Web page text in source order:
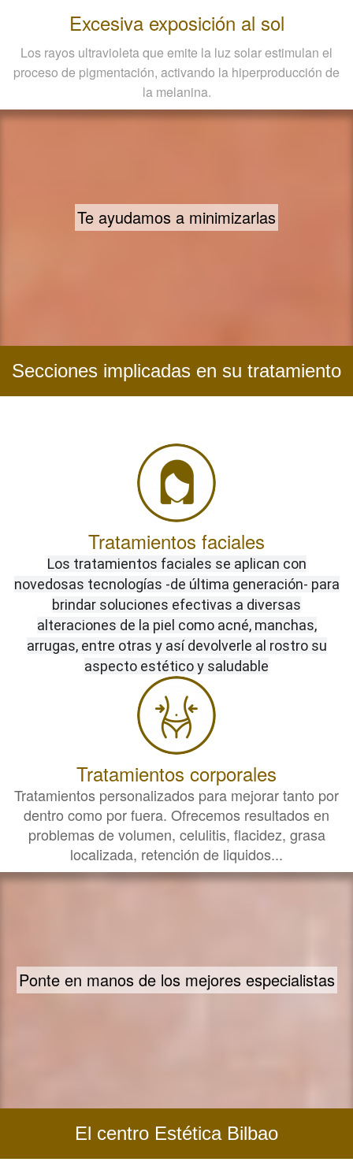
Excesiva exposición al sol
Los rayos ultravioleta que emite la luz solar estimulan el
proceso de pigmentación, activando la hiperproducción de
la melanina.
Te ayudamos a minimizarlas
Secciones implicadas en su tratamiento
Tratamientos faciales
Los tratamientos faciales se aplican con
novedosas tecnologías -de última generación- para
brindar soluciones efectivas a diversas
alteraciones de la piel como acné, manchas,
arrugas, entre otras y así devolverle al rostro su
aspecto estético y saludable
Tratamientos corporales
Tratamientos personalizados para mejorar tanto por
dentro como por fuera. Ofrecemos resultados en
problemas de volumen, celulitis, flacidez, grasa
localizada, retención de liquidos...
Ponte en manos de los mejores especialistas
El centro Estética Bilbao